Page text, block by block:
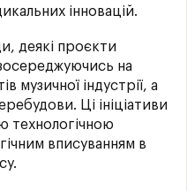
інновацій.
деякі проєкти
на
музичної індустрії, а
Ці ініціативи
технологічною
вписуванням в